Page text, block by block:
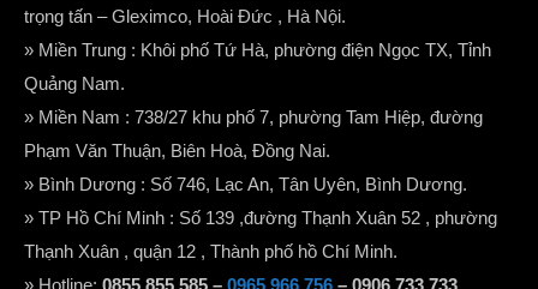
trọng tấn – Gleximco, Hoài Đức , Hà Nội.
» Miền Trung : Khôi phố Tứ Hà, phường điện Ngọc TX, Tỉnh
Quảng Nam.
» Miền Nam : 738/27 khu phố 7, phường Tam Hiệp, đường
Phạm Văn Thuận, Biên Hoà, Đồng Nai.
» Bình Dương : Số 746, Lạc An, Tân Uyên, Bình Dương.
» TP Hồ Chí Minh : Số 139 ,đường Thạnh Xuân 52 , phường
Thạnh Xuân , quận 12 , Thành phố hồ Chí Minh.